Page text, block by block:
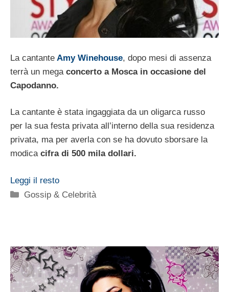
La cantante Amy Winehouse, dopo mesi di assenza
terrà un mega concerto a Mosca in occasione del
Capodanno.
La cantante è stata ingaggiata da un oligarca russo
per la sua festa privata all’interno della sua residenza
privata, ma per averla con se ha dovuto sborsare la
modica cifra di 500 mila dollari.
Leggi il resto
Categorie
Gossip & Celebrità